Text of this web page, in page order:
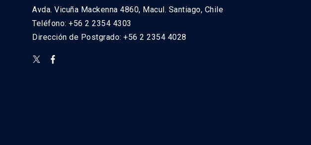
Avda. Vicuña Mackenna 4860, Macul. Santiago, Chile
Teléfono: +56 2 2354 4303
Dirección de Postgrado: +56 2 2354 4028